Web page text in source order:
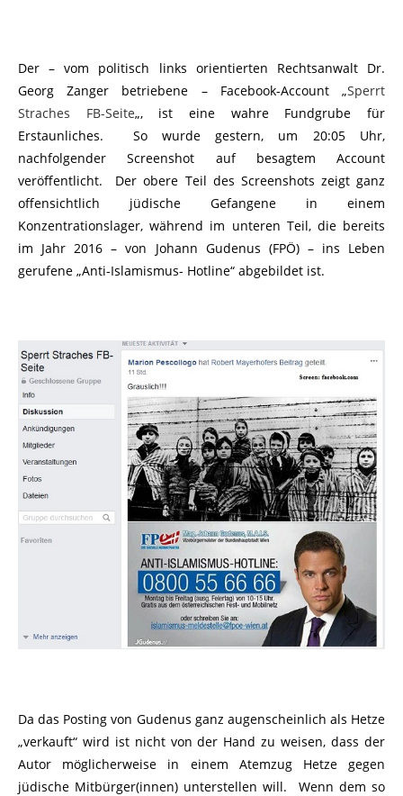
Der – vom politisch links orientierten Rechtsanwalt Dr.
Georg Zanger betriebene – Facebook-Account „Sperrt
Straches FB-Seite„, ist eine wahre Fundgrube für
Erstaunliches. So wurde gestern, um 20:05 Uhr,
nachfolgender Screenshot auf besagtem Account
veröffentlicht. Der obere Teil des Screenshots zeigt ganz
offensichtlich jüdische Gefangene in einem
Konzentrationslager, während im unteren Teil, die bereits
im Jahr 2016 – von Johann Gudenus (FPÖ) – ins Leben
gerufene „Anti-Islamismus- Hotline“ abgebildet ist.
Da das Posting von Gudenus ganz augenscheinlich als Hetze
„verkauft“ wird ist nicht von der Hand zu weisen, dass der
Autor möglicherweise in einem Atemzug Hetze gegen
jüdische Mitbürger(innen) unterstellen will. Wenn dem so